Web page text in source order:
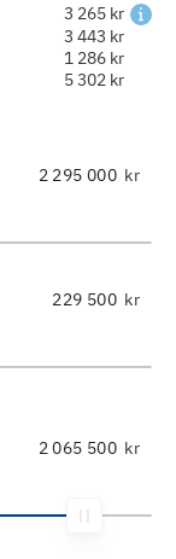
3 265 kr
3 443 kr
1 286 kr
5 302 kr
kr
kr
kr